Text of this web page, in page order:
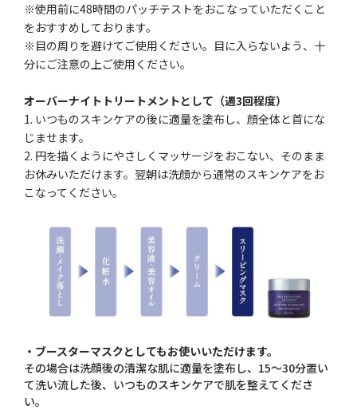
※使用前に48時間のパッチテストをおこなっていただくこと
をおすすめしております。
※目の周りを避けてご使用ください。目に入らないよう、十
分にご注意の上ご使用ください。
オーバーナイトトリートメントとして（週3回程度）
1. いつものスキンケアの後に適量を塗布し、顔全体と首にな
じませます。
2. 円を描くようにやさしくマッサージをおこない、そのまま
お休みいただけます。翌朝は洗顔から通常のスキンケアをお
こなってください。
・ブースターマスクとしてもお使いいただけます。
その場合は洗顔後の清潔な肌に適量を塗布し、15～30分置い
て洗い流した後、いつものスキンケアで肌を整えてくださ
い。